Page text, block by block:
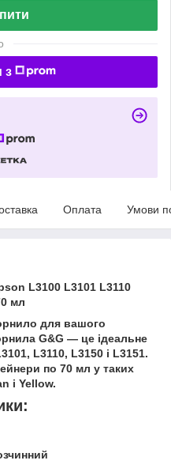
з
Оплата Умови
L3100 L3101 L3110
мл
для вашого
G&G — це ідеальне
L3110, L3150 і L3151.
по 70 мл у таких
і Yellow.